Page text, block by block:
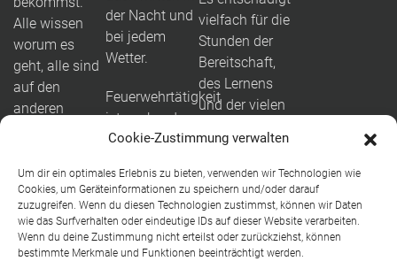
Cookie-Zustimmung verwalten
Um dir ein optimales Erlebnis zu bieten, verwenden wir Technologien wie
Cookies, um Geräteinformationen zu speichern und/oder darauf
zuzugreifen. Wenn du diesen Technologien zustimmst, können wir Daten
wie das Surfverhalten oder eindeutige IDs auf dieser Website verarbeiten.
Wenn du deine Zustimmung nicht erteilst oder zurückziehst, können
bestimmte Merkmale und Funktionen beeinträchtigt werden.
Alle wissen
worum es
geht, alle sind
auf den
anderen
So entwickeln
sich
Freundschaften,
die weit über
die Feuerwehr
der Nacht und
bei jedem
Wetter.
Feuerwehrtätigkeit
ist packend
und weit mehr
löschen: Vom
Auffahrunfall
am
Dorfbrunnen
vielfach für die
Stunden der
Bereitschaft,
des Lernens
und der vielen
Das ist der
Augenblick, in
dem Du weißt,
warum Du
Dich für den
Dienst in der